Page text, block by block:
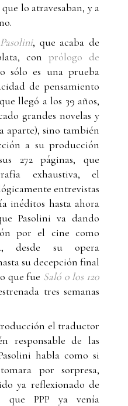
lo atravesaban, y a
, que acaba de
con prólogo de
sólo es una prueba
de pensamiento
llegó a los 39 años,
grandes novelas y
aparte), sino también
a su producción
272 páginas, que
exhaustiva, el
entrevistas
inéditos hasta ahora
Pasolini va dando
por el cine como
desde su opera
su decepción final
que fue Saló o los 120
tres semanas
el traductor
responsable de las
habla como si
por sorpresa,
ya reflexionado de
que PPP ya venía